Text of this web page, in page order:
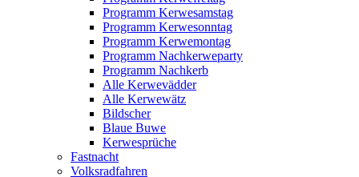
Programm Kerwesamstag
Programm Kerwesonntag
Programm Kerwemontag
Programm Nachkerweparty
Programm Nachkerb
Alle Kerwevädder
Alle Kerwewätz
Bildscher
Blaue Buwe
Kerwesprüche
Fastnacht
Volksradfahren